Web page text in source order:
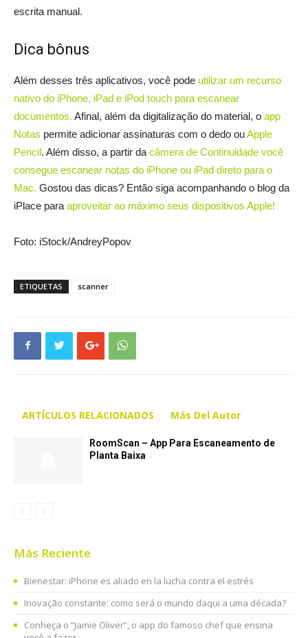
escrita manual.
Dica bônus
Além desses três aplicativos, você pode utilizar um recurso
nativo do iPhone, iPad e iPod touch para escanear
documentos. Afinal, além da digitalização do material, o app
Notas permite adicionar assinaturas com o dedo ouApple
Pencil. Além disso, a partir da câmera de Continuidade você
consegue escanear notas do iPhone ou iPad direto para o
Mac. Gostou das dicas? Então siga acompanhando o blog da
iPlace para aproveitar ao máximo seus dispositivos Apple!
Foto: iStock/AndreyPopov
ETIQUETAS scanner
ARTÍCULOS RELACIONADOS Más Del Autor
RoomScan – App Para Escaneamento de
Planta Baixa
Más Reciente
Bienestar: iPhone es aliado en la lucha contra el estrés
Inovação constante: como será o mundo daqui a uma década?
Conheça o “Jamie Oliver”, o app do famoso chef que ensina